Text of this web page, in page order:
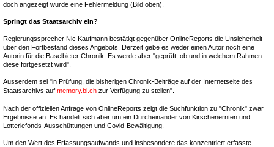
doch angezeigt wurde eine Fehlermeldung (Bild oben).
Springt das Staatsarchiv ein?
Regierungssprecher Nic Kaufmann bestätigt gegenüber OnlineReports die Unsicherheit
über den Fortbestand dieses Angebots. Derzeit gebe es weder einen Autor noch eine
Autorin für die Baselbieter Chronik. Es werde aber "geprüft, ob und in welchem Rahmen
diese fortgesetzt wird".
Ausserdem sei "in Prüfung, die bisherigen Chronik-Beiträge auf der Internetseite des
Staatsarchivs auf memory.bl.ch zur Verfügung zu stellen".
Nach der offiziellen Anfrage von OnlineReports zeigt die Suchfunktion zu "Chronik" zwar
Ergebnisse an. Es handelt sich aber um ein Durcheinander von Kirschenernten und
Lotteriefonds-Ausschüttungen und Covid-Bewältigung.
Um den Wert des Erfassungsaufwands und insbesondere das konzentriert erfasste